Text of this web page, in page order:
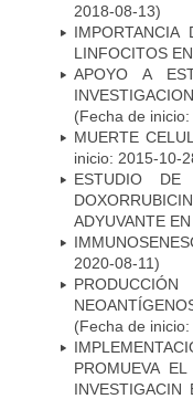
2018-08-13)
LINFOCITOS
APOYO A
(Fecha de
MUERTE
inicio: 2015-10-
ESTUDIO DE
ADYUVANTE
2020-08-11)
(Fecha de
PROMUEVA
INVESTIGACIN